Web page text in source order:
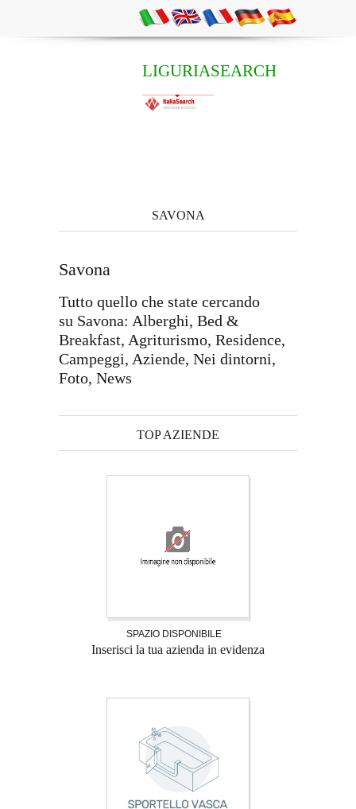
LIGURIASEARCH
SAVONA
Savona
Tutto quello che state cercando
su Savona: Alberghi, Bed &
Breakfast, Agriturismo, Residence,
Campeggi, Aziende, Nei dintorni,
Foto, News
TOP AZIENDE
SPAZIO DISPONIBILE
Inserisci la tua azienda in evidenza